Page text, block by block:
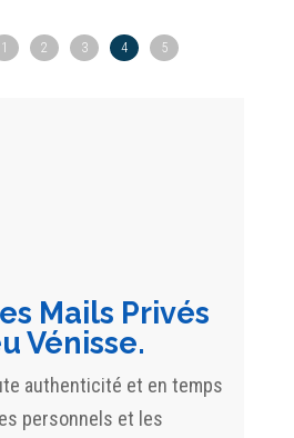
1 2 3 4 5
Mails Privés
Vénisse.
authenticité et en temps
personnels et les